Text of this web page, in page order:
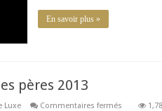
En savoir plus »
pères 2013
Luxe Commentaires ferméssur